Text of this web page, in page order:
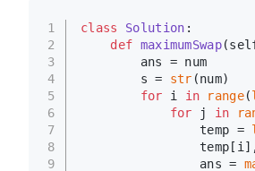
1
2
3
4
5
6
7
8
9
class Solution :
def maximumSwap(
        ans = num
        s =
str (num)
for i in range(
for j in
                temp =
                ans =